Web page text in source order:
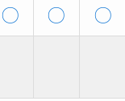
〇 〇 〇